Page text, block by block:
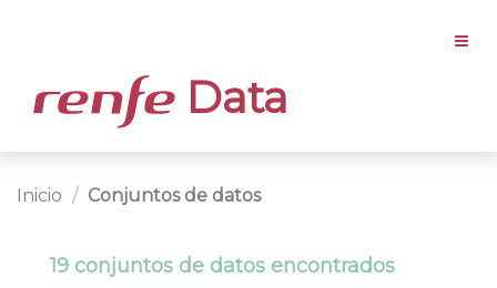
Data
Inicio Conjuntos de datos
19 conjuntos de datos encontrados